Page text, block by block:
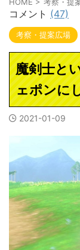
コメント (47)
考察・提案広場
魔剣士と
ェポンに
2021-01-09